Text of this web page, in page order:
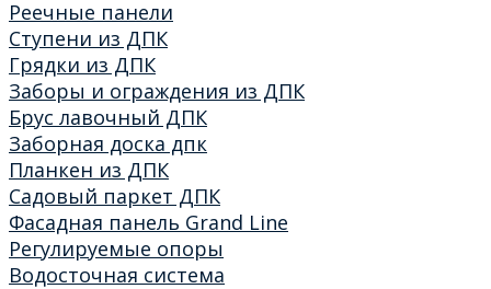
Реечные панели
Ступени из ДПК
Грядки из ДПК
Заборы и ограждения из ДПК
Брус лавочный ДПК
Заборная доска дпк
Планкен из ДПК
Садовый паркет ДПК
Фасадная панель Grand Line
Регулируемые опоры
Водосточная система